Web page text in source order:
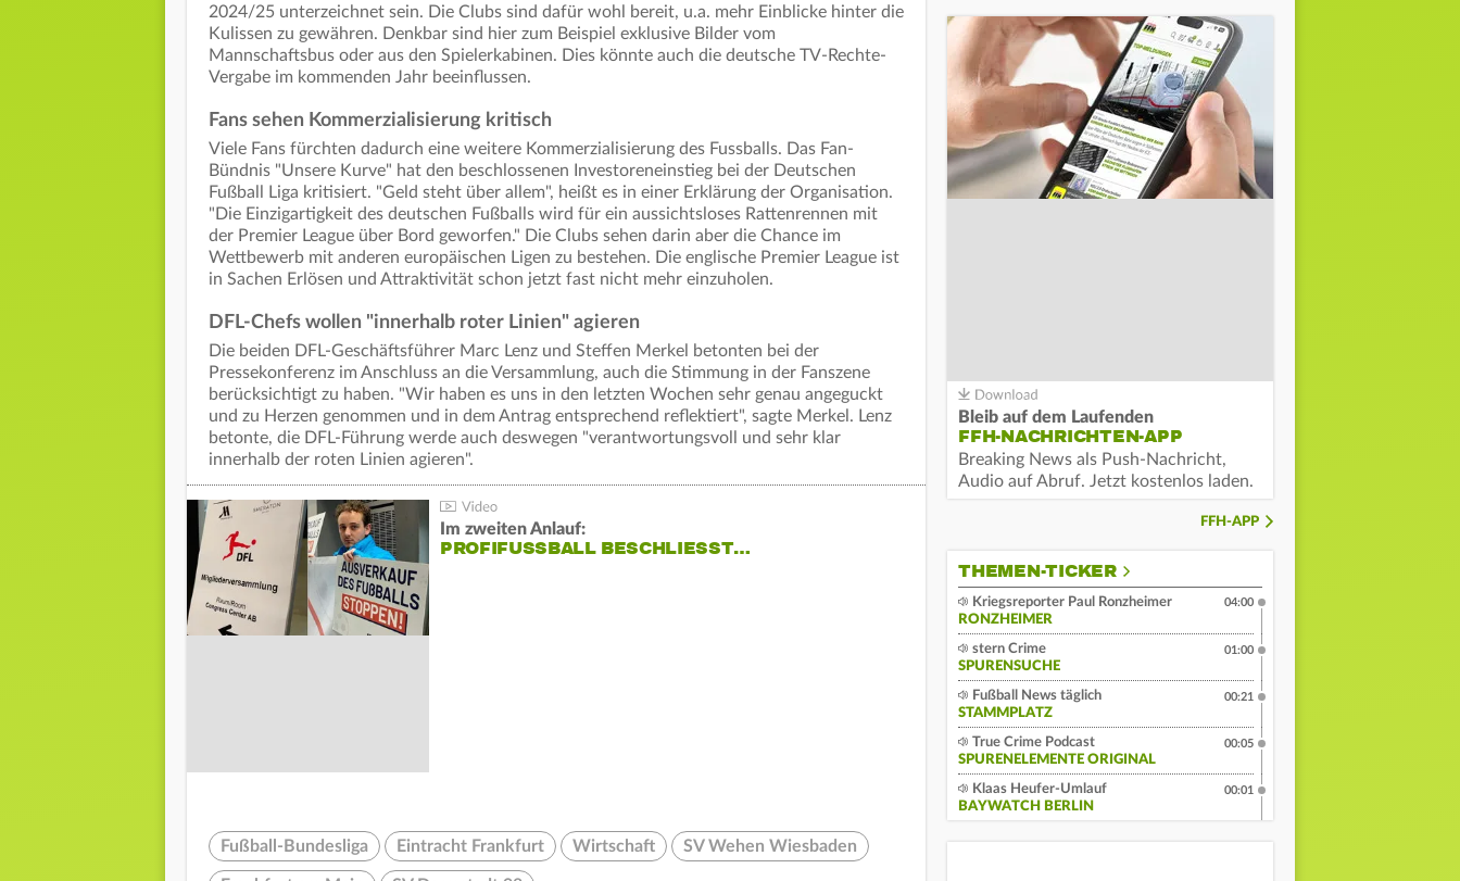
2024/25 unterzeichnet sein. Die Clubs sind dafür wohl bereit, u.a. mehr Einblicke hinter die
Kulissen zu gewähren. Denkbar sind hier zum Beispiel exklusive Bilder vom
Mannschaftsbus oder aus den Spielerkabinen. Dies könnte auch die deutsche TV-Rechte-
Vergabe im kommenden Jahr beeinflussen.
Fans sehen Kommerzialisierung kritisch
Viele Fans fürchten dadurch eine weitere Kommerzialisierung des Fussballs. Das Fan-
Bündnis "Unsere Kurve" hat den beschlossenen Investoreneinstieg bei der Deutschen
Fußball Liga kritisiert. "Geld steht über allem", heißt es in einer Erklärung der Organisation.
"Die Einzigartigkeit des deutschen Fußballs wird für ein aussichtsloses Rattenrennen mit
der Premier League über Bord geworfen." Die Clubs sehen darin aber die Chance im
Wettbewerb mit anderen europäischen Ligen zu bestehen. Die englische Premier League ist
in Sachen Erlösen und Attraktivität schon jetzt fast nicht mehr einzuholen.
DFL-Chefs wollen "innerhalb roter Linien" agieren
Die beiden DFL-Geschäftsführer Marc Lenz und Steffen Merkel betonten bei der
Pressekonferenz im Anschluss an die Versammlung, auch die Stimmung in der Fanszene
berücksichtigt zu haben. "Wir haben es uns in den letzten Wochen sehr genau angeguckt
und zu Herzen genommen und in dem Antrag entsprechend reflektiert", sagte Merkel. Lenz
betonte, die DFL-Führung werde auch deswegen "verantwortungsvoll und sehr klar
innerhalb der roten Linien agieren".
Im zweiten Anlauf:
PROFIFUSSBALL BESCHLIESST…
Fußball-Bundesliga Eintracht Frankfurt Wirtschaft SV Wehen Wiesbaden
Bleib auf dem Laufenden
FFH-NACHRICHTEN-APP
Breaking News als Push-Nachricht,
Audio auf Abruf. Jetzt kostenlos laden.
FFH-APP
THEMEN-TICKER
Kriegsreporter Paul Ronzheimer
RONZHEIMER
04:00
stern Crime
SPURENSUCHE
01:00
Fußball News täglich
STAMMPLATZ
00:21
True Crime Podcast
SPURENELEMENTE ORIGINAL
00:05
Klaas Heufer-Umlauf
BAYWATCH BERLIN
00:01